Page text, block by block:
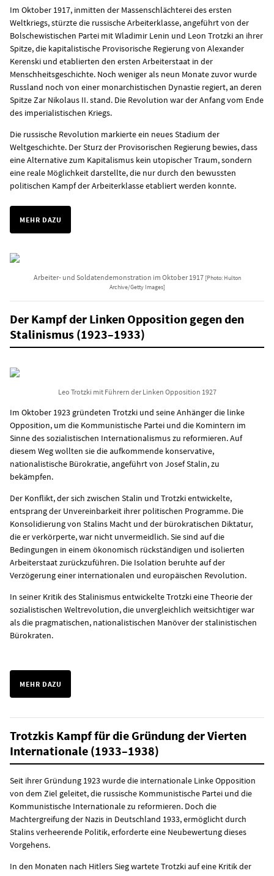
Im Oktober 1917, inmitten der Massenschlächterei des ersten
Weltkriegs, stürzte die russische Arbeiterklasse, angeführt von der
Bolschewistischen Partei mit Wladimir Lenin und Leon Trotzki an ihrer
Spitze, die kapitalistische Provisorische Regierung von Alexander
Kerenski und etablierten den ersten Arbeiterstaat in der
Menschheitsgeschichte. Noch weniger als neun Monate zuvor wurde
Russland noch von einer monarchistischen Dynastie regiert, an deren
Spitze Zar Nikolaus II. stand. Die Revolution war der Anfang vom Ende
des imperialistischen Kriegs.
Die russische Revolution markierte ein neues Stadium der
Weltgeschichte. Der Sturz der Provisorischen Regierung bewies, dass
eine Alternative zum Kapitalismus kein utopischer Traum, sondern
eine reale Möglichkeit darstellte, die nur durch den bewussten
politischen Kampf der Arbeiterklasse etabliert werden konnte.
MEHR DAZU
Arbeiter- und Soldatendemonstration im Oktober 1917 [Photo: Hulton
Archive/Getty Images]
Der Kampf der Linken Opposition gegen den
Stalinismus (1923–1933)
Leo Trotzki mit Führern der Linken Opposition 1927
Im Oktober 1923 gründeten Trotzki und seine Anhänger die linke
Opposition, um die Kommunistische Partei und die Komintern im
Sinne des sozialistischen Internationalismus zu reformieren. Auf
diesem Weg wollten sie die aufkommende konservative,
nationalistische Bürokratie, angeführt von Josef Stalin, zu
bekämpfen.
Der Konflikt, der sich zwischen Stalin und Trotzki entwickelte,
entsprang der Unvereinbarkeit ihrer politischen Programme. Die
Konsolidierung von Stalins Macht und der bürokratischen Diktatur,
die er verkörperte, war nicht unvermeidlich. Sie sind auf die
Bedingungen in einem ökonomisch rückständigen und isolierten
Arbeiterstaat zurückzuführen. Die Isolation beruhte auf der
Verzögerung einer internationalen und europäischen Revolution.
In seiner Kritik des Stalinismus entwickelte Trotzki eine Theorie der
sozialistischen Weltrevolution, die unvergleichlich weitsichtiger war
als die pragmatischen, nationalistischen Manöver der stalinistischen
Bürokraten.
MEHR DAZU
Trotzkis Kampf für die Gründung der Vierten
Internationale (1933–1938)
Seit ihrer Gründung 1923 wurde die internationale Linke Opposition
von dem Ziel geleitet, die russische Kommunistische Partei und die
Kommunistische Internationale zu reformieren. Doch die
Machtergreifung der Nazis in Deutschland 1933, ermöglicht durch
Stalins verheerende Politik, erforderte eine Neubewertung dieses
Vorgehens.
In den Monaten nach Hitlers Sieg wartete Trotzki auf eine Kritik der